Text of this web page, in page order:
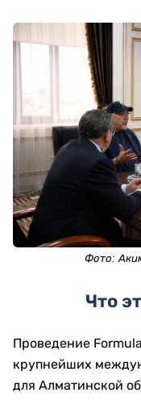
Фото:
Что
Проведение
крупнейших
для Алматинской